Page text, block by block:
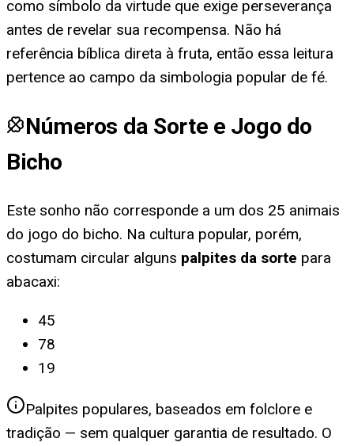
como símbolo da virtude que exige perseverança
antes de revelar sua recompensa. Não há
referência bíblica direta à fruta, então essa leitura
pertence ao campo da simbologia popular de fé.
Números da Sorte e Jogo do
Bicho
Este sonho não corresponde a um dos 25 animais
do jogo do bicho. Na cultura popular, porém,
costumam circular alguns palpites da sorte para
abacaxi:
45
78
19
Palpites populares, baseados em folclore e
tradição — sem qualquer garantia de resultado. O